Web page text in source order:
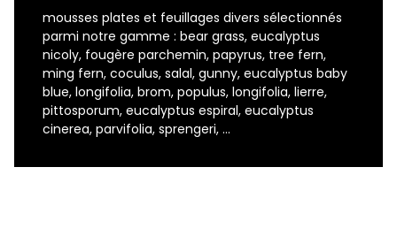
mousses plates et feuillages divers sélectionnés
parmi notre gamme : bear grass, eucalyptus
nicoly, fougère parchemin, papyrus, tree fern,
ming fern, coculus, salal, gunny, eucalyptus baby
blue, longifolia, brom, populus, longifolia, lierre,
pittosporum, eucalyptus espiral, eucalyptus
cinerea, parvifolia, sprengeri, …